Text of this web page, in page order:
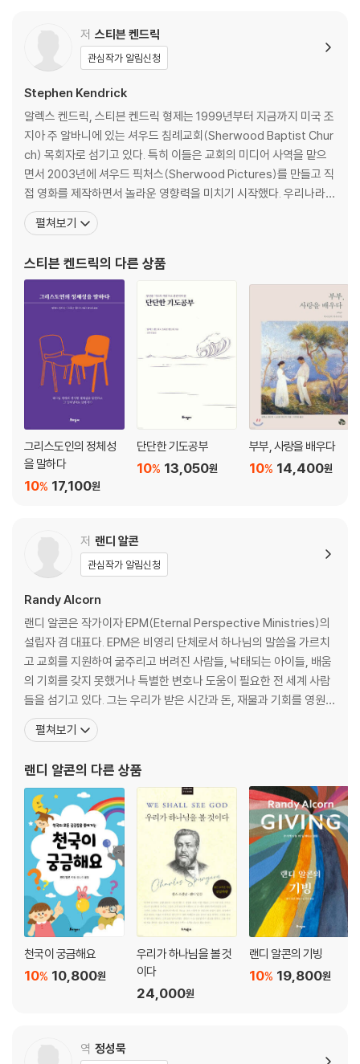
1 세상의 박수갈채를 위해 살아온 삶에서 떠나라
용서하기
2 용서하지 못한 마음의 쓴뿌리를 제거하라
회개하기
3 완전히 항복하고 빛 가운데 거하라
예배자로 서기
4 하나님만 예배하는 예배자로 서라
part 3 남자, 가정을 구조하라
1 가정의 영적 리더로 서라
좋은 남편 되기
2 아내를 목숨처럼 사랑하라
3 자녀의 마음에 하나님의 비전을 불어넣으라
좋은 스승 되기
4 돈이 아니라 사랑의 징계로 양육하라
좋은 후원자 되기
5 가족의 영혼과 몸과 마음에 에너지를 공급하라
part 4 남자, 무너진 사회를 위해 울라
1 동네와 사회를 변화시키는 용감한 청지기가 되라
2 연약한 이들을 위해 울라
3 하나님께 온전히 의지해 이 결단을 이루라
부록 . 서로 밀고 당겨 줄 결심 그룹, 가족을 위한 기도 제목
저 스티븐 켄드릭
관심작가 알림신청
Stephen Kendrick
알렉스 켄드릭, 스티븐 켄드릭 형제는 1999년부터 지금까지 미국 조
지아 주 알바니에 있는 셔우드 침례교회(Sherwood Baptist Chur
ch) 목회자로 섬기고 있다. 특히 이들은 교회의 미디어 사역을 맡으
면서 2003년에 셔우드 픽처스(Sherwood Pictures)를 만들고 직
접 영화를 제작하면서 놀라운 영향력을 미치기 시작했다. 우리나라에
서도 많이 알려진 영화 <워룸>War Room을 비롯해서 <크리스채너
티 투데이>가 선정한 2008년 최고의 기독교영화 <파이어프루프>F
eous, <믿음의
펼쳐보기
스티븐 켄드릭의 다른 상품
그리스도인의 정체성
을 말하다
17,100원
10%
단단한 기도공부
13,050원
10%
부부, 사랑을 배우다
14,400원
10%
저 랜디 알콘
관심작가 알림신청
Randy Alcorn
랜디 알콘은 작가이자 EPM(Eternal Perspective Ministries)의
설립자 겸 대표다. EPM은 비영리 단체로서 하나님의 말씀을 가르치
고 교회를 지원하여 굶주리고 버려진 사람들, 낙태되는 아이들, 배움
의 기회를 갖지 못했거나 특별한 변호나 도움이 필요한 전 세계 사람
들을 섬기고 있다. 그는 우리가 받은 시간과 돈, 재물과 기회를 영원의
관점에서 사용할 것을 도전하면서 동시에 가난한 이들을 돌보는 사역
에 집중적으로 투자하라고 설득한다. 그는 오늘날 기독교 진리에 담
로써 이 일을 이루어가고 있
펼쳐보기
랜디 알콘의 다른 상품
천국이 궁금해요
10,800원
10%
우리가 하나님을 볼 것
이다
24,000원
랜디 알콘의 기빙
19,800원
10%
역 정성묵